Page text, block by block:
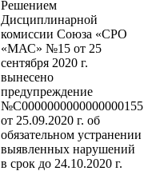
Решением
Дисциплинарной
комиссии Союза «СРО
«МАС» №15 от 25
сентября 2020 г.
вынесено
предупреждение
№C0000000000000000155
от 25.09.2020 г. об
обязательном устранении
выявленных нарушений
в срок до 24.10.2020 г.